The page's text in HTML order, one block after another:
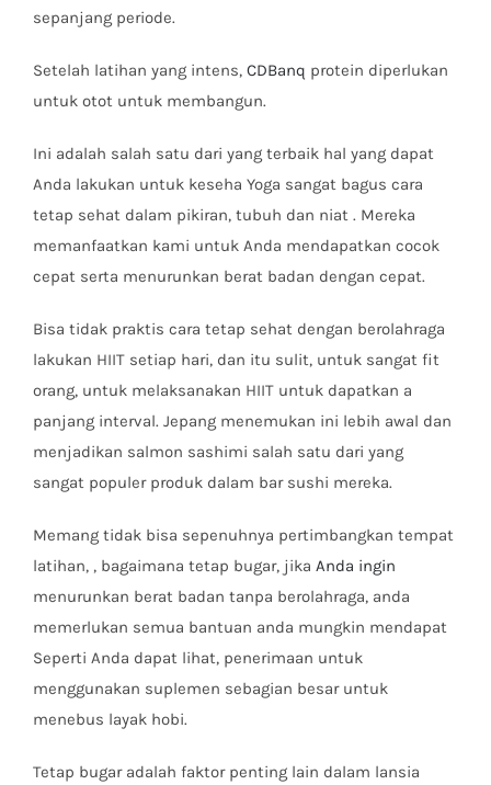
sepanjang periode.
Setelah latihan yang intens, CDBanq protein diperlukan
untuk otot untuk membangun.
Ini adalah salah satu dari yang terbaik hal yang dapat
Anda lakukan untuk keseha Yoga sangat bagus cara
tetap sehat dalam pikiran, tubuh dan niat . Mereka
memanfaatkan kami untuk Anda mendapatkan cocok
cepat serta menurunkan berat badan dengan cepat.
Bisa tidak praktis cara tetap sehat dengan berolahraga
lakukan HIIT setiap hari, dan itu sulit, untuk sangat fit
orang, untuk melaksanakan HIIT untuk dapatkan a
panjang interval. Jepang menemukan ini lebih awal dan
menjadikan salmon sashimi salah satu dari yang
sangat populer produk dalam bar sushi mereka.
Memang tidak bisa sepenuhnya pertimbangkan tempat
latihan, , bagaimana tetap bugar, jika Anda ingin
menurunkan berat badan tanpa berolahraga, anda
memerlukan semua bantuan anda mungkin mendapat
Seperti Anda dapat lihat, penerimaan untuk
menggunakan suplemen sebagian besar untuk
menebus layak hobi.
Tetap bugar adalah faktor penting lain dalam lansia